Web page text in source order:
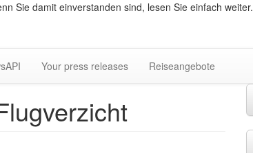
Sie damit einverstanden sind, lesen Sie einfach weiter.
Your press releases Reiseangebote